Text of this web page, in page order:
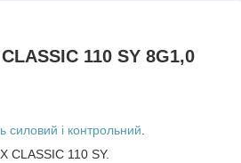
110 SY 8G1,0
силовий і контрольний.
CLASSIC 110 SY.